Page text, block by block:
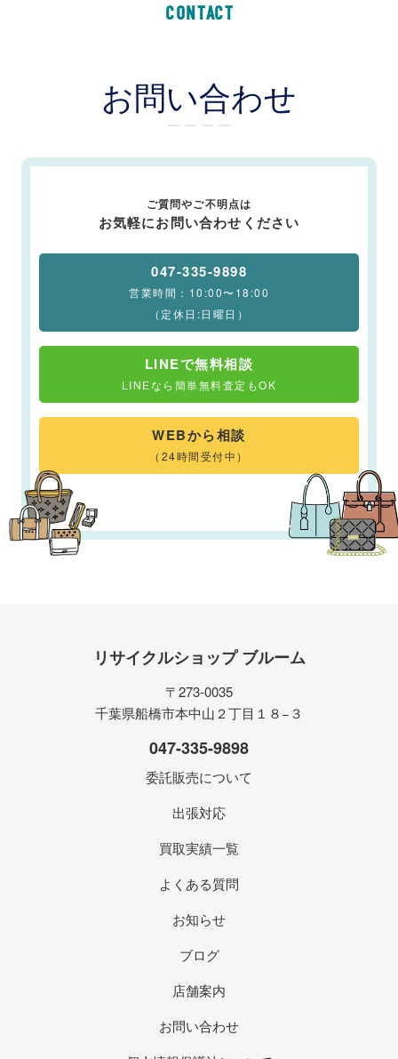
CONTACT
お問い合わせ
ー ー ー ー
ご質問やご不明点は
お気軽にお問い合わせください
047-335-9898
営業時間：10:00〜18:00
（定休日:日曜日）
LINEで無料相談
LINEなら簡単無料査定もOK
WEBから相談
（24時間受付中）
リサイクルショップ ブルーム
〒273-0035
千葉県船橋市本中山２丁目１８−３
047-335-9898
委託販売について
出張対応
買取実績一覧
よくある質問
お知らせ
ブログ
店舗案内
お問い合わせ